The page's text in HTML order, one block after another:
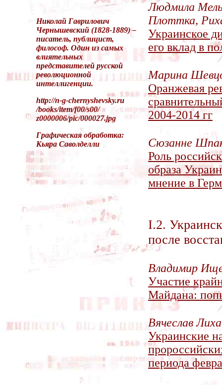
Николай Гаврилович
Чернышевский (1828-1889) –
писатель, публицист,
философ. Один из самых
влиятельных
представителей русской
революционной
интеллигенции.
http://n-g-chernyshevsky.ru
/books/item/f00/s00/
z0000006/pic/000027.jpg
Графическая обработка:
Кьяра Саволделли
Людмила
Плоттка,
Украинское
его вклад в
Марина
Оранжевая
2004-2014 гг
Сюзанне
Роль
образа
мнение в
I.2.
после
Владимир
Участие
Майдана:
Вячеслав
Украинские
периода